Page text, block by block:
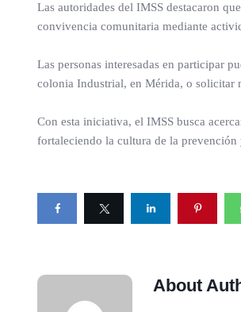
Las autoridades del IMSS destacaron
convivencia comunitaria mediante
Las personas interesadas en participar
colonia Industrial, en Mérida, o solicitar
Con esta iniciativa, el IMSS busca
fortaleciendo la cultura de la prevención
About